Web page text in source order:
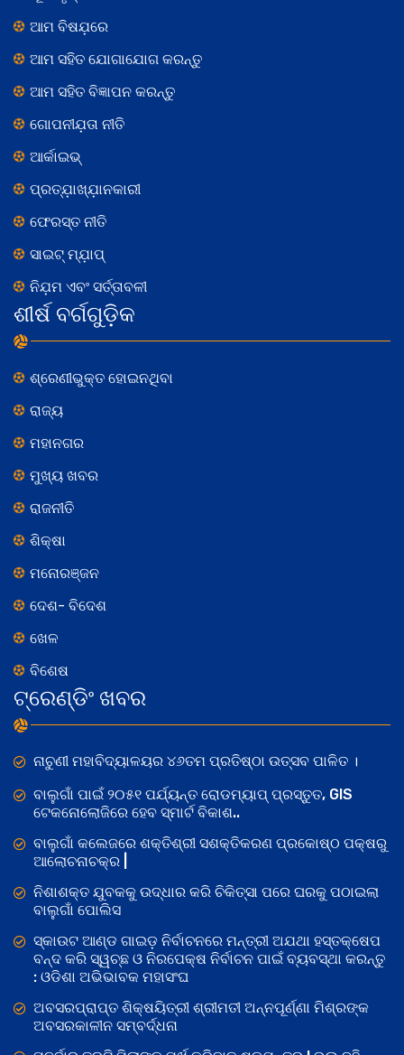
ଆମ ବିଷଯ଼ରେ
ଆମ ସହିତ ଯୋଗାଯୋଗ କରନ୍ତୁ
ଆମ ସହିତ ବିଜ୍ଞାପନ କରନ୍ତୁ
ଗୋପନୀଯ଼ତା ନୀତି
ଆର୍କାଇଭ୍
ପ୍ରତ୍ଯ଼ାଖ୍ଯ଼ାନକାରୀ
ଫେରସ୍ତ ନୀତି
ସାଇଟ୍ ମ୍ଯ଼ାପ୍
ନିଯ଼ମ ଏବଂ ସର୍ତ୍ତାବଳୀ
ଶୀର୍ଷ ବର୍ଗଗୁଡ଼ିକ
ଶ୍ରେଣୀଭୁକ୍ତ ହୋଇନଥିବା
ରାଜ୍ୟ
ମହାନଗର
ମୁଖ୍ୟ ଖବର
ରାଜନୀତି
ଶିକ୍ଷା
ମନୋରଞ୍ଜନ
ଦେଶ- ବିଦେଶ
ଖେଳ
ବିଶେଷ
ଟ୍ରେଣ୍ଡିଂ ଖବର
ନାଚୁଣୀ ମହାବିଦ୍ୟାଳୟର ୪୬ତମ ପ୍ରତିଷ୍ଠା ଉତ୍ସବ ପାଳିତ ।
ବାଲୁଗାଁ ପାଇଁ ୨୦୫୧ ପର୍ଯ୍ୟନ୍ତ ରୋଡମ୍ୟାପ୍ ପ୍ରସ୍ତୁତ, GIS
ଟେକନୋଲୋଜିରେ ହେବ ସ୍ମାର୍ଟ ବିକାଶ..
ବାଲୁଗାଁ କଲେଜରେ ଶକ୍ତିଶ୍ରୀ ସଶକ୍ତିକରଣ ପ୍ରକୋଷ୍ଠ ପକ୍ଷରୁ
ଆଲୋଚନାଚକ୍ର |
ନିଶାଶକ୍ତ ଯୁବକକୁ ଉଦ୍ଧାର କରି ଚିକିତ୍ସା ପରେ ଘରକୁ ପଠାଇଲା
ବାଲୁଗାଁ ପୋଲିସ
ସ୍କାଉଟ ଆଣ୍ଡ ଗାଇଡ଼ ନିର୍ବାଚନରେ ମନ୍ତ୍ରୀ ଅଯଥା ହସ୍ତକ୍ଷେପ
ବନ୍ଦ କରି ସ୍ୱଚ୍ଛ ଓ ନିରପେକ୍ଷ ନିର୍ବାଚନ ପାଇଁ ବ୍ୟବସ୍ଥା କରନ୍ତୁ
: ଓଡିଶା ଅଭିଭାବକ ମହାସଂଘ
ଅବସରପ୍ରାପ୍ତ ଶିକ୍ଷୟିତ୍ରୀ ଶ୍ରୀମତୀ ଅନ୍ନପୂର୍ଣ୍ଣା ମିଶ୍ରଙ୍କ
ଅବସରକାଳୀନ ସମ୍ବର୍ଦ୍ଧନା